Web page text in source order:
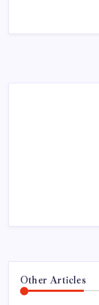
Other Articles